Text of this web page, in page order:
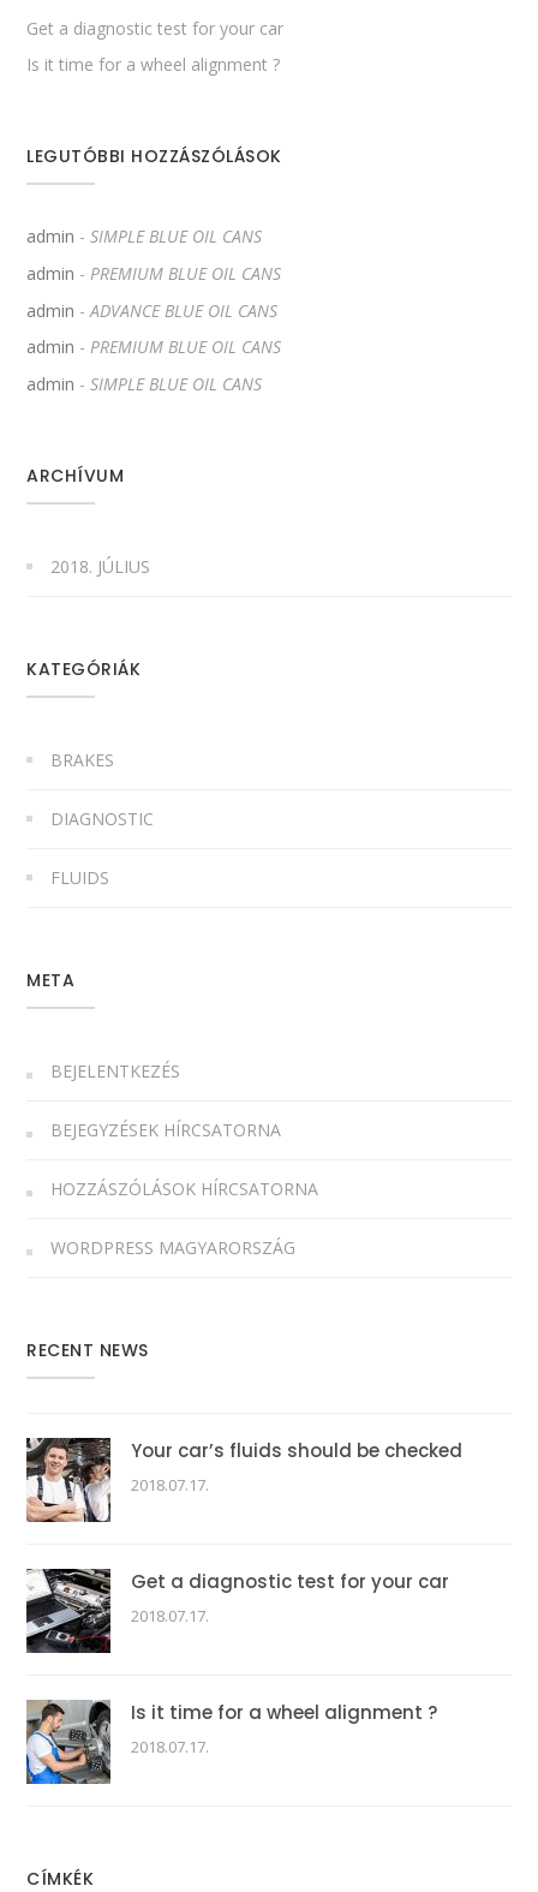
Get a diagnostic test for your car
Is it time for a wheel alignment ?
LEGUTÓBBI HOZZÁSZÓLÁSOK
admin -SIMPLE BLUE OIL CANS
admin -PREMIUM BLUE OIL CANS
admin -ADVANCE BLUE OIL CANS
admin -PREMIUM BLUE OIL CANS
admin -SIMPLE BLUE OIL CANS
ARCHÍVUM
2018. JÚLIUS
KATEGÓRIÁK
BRAKES
DIAGNOSTIC
FLUIDS
META
BEJELENTKEZÉS
BEJEGYZÉSEK HÍRCSATORNA
HOZZÁSZÓLÁSOK HÍRCSATORNA
WORDPRESS MAGYARORSZÁG
RECENT NEWS
Your car’s fluids should be checked
2018.07.17.
Get a diagnostic test for your car
2018.07.17.
Is it time for a wheel alignment ?
2018.07.17.
CÍMKÉK